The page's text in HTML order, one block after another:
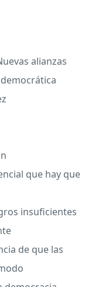
alianzas
que hay que
insuficientes
de que las